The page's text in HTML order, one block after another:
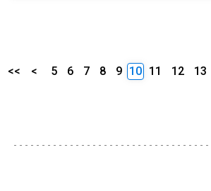
<< < 5 6 7 8 9 10 11 12 13